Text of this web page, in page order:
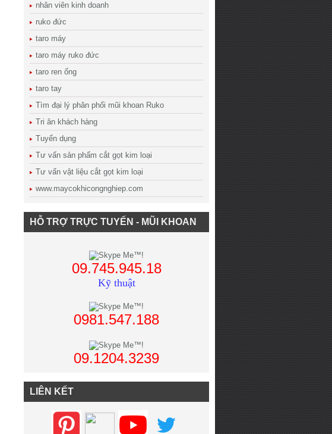
nhân viên kinh doanh
ruko đức
taro máy
taro máy ruko đức
taro ren ống
taro tay
Tìm đại lý phân phối mũi khoan Ruko
Tri ân khách hàng
Tuyển dụng
Tư vấn sản phẩm cắt gọt kim loại
Tư vấn vật liệu cắt gọt kim loại
www.maycokhicongnghiep.com
HỖ TRỢ TRỰC TUYẾN - MŨI KHOAN
09.745.945.18
Kỹ thuật
0981.547.188
09.1204.3239
LIÊN KẾT